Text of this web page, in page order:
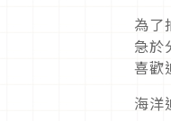
為了
急於
喜歡
海洋